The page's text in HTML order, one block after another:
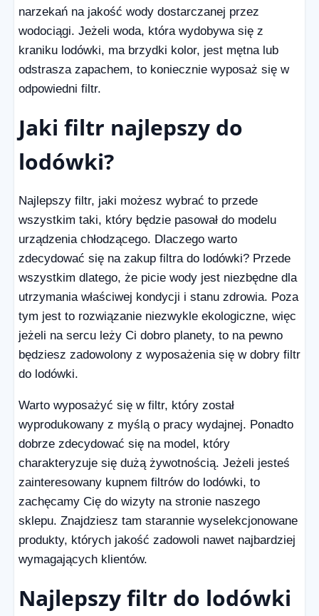
narzekań na jakość wody dostarczanej przez
wodociągi. Jeżeli woda, która wydobywa się z
kraniku lodówki, ma brzydki kolor, jest mętna lub
odstrasza zapachem, to koniecznie wyposaż się w
odpowiedni filtr.
Jaki filtr najlepszy do
lodówki?
Najlepszy filtr, jaki możesz wybrać to przede
wszystkim taki, który będzie pasował do modelu
urządzenia chłodzącego. Dlaczego warto
zdecydować się na zakup filtra do lodówki? Przede
wszystkim dlatego, że picie wody jest niezbędne dla
utrzymania właściwej kondycji i stanu zdrowia. Poza
tym jest to rozwiązanie niezwykle ekologiczne, więc
jeżeli na sercu leży Ci dobro planety, to na pewno
będziesz zadowolony z wyposażenia się w dobry filtr
do lodówki.
Warto wyposażyć się w filtr, który został
wyprodukowany z myślą o pracy wydajnej. Ponadto
dobrze zdecydować się na model, który
charakteryzuje się dużą żywotnością. Jeżeli jesteś
zainteresowany kupnem filtrów do lodówki, to
zachęcamy Cię do wizyty na stronie naszego
sklepu. Znajdziesz tam starannie wyselekcjonowane
produkty, których jakość zadowoli nawet najbardziej
wymagających klientów.
Najlepszy filtr do lodówki